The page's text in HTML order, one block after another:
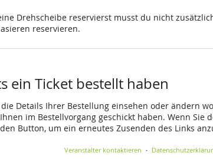
Drehscheibe reservierst musst du nicht
reservieren.
ein Ticket bestellt haben
Details Ihrer Bestellung einsehen oder ändern
im Bestellvorgang geschickt haben. Wenn Sie
Button, um ein erneutes Zusenden des Links
Veranstalter kontaktieren